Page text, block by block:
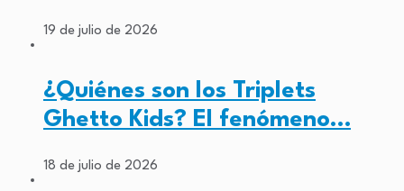
19 de julio de 2026
¿Quiénes son los Triplets
Ghetto Kids? El fenómeno…
18 de julio de 2026